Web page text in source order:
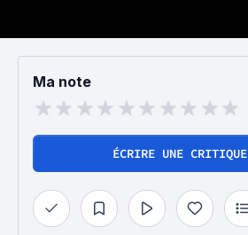
Ma note
ÉCRIRE UNE CRITIQUE